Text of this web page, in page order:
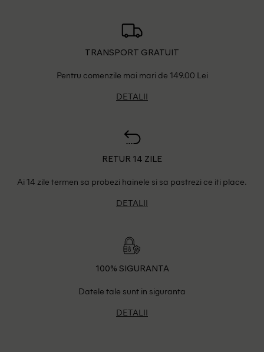
TRANSPORT GRATUIT
Pentru comenzile mai mari de 149.00 Lei
DETALII
RETUR 14 ZILE
Ai 14 zile termen sa probezi hainele si sa pastrezi ce iti place.
DETALII
100% SIGURANTA
Datele tale sunt in siguranta
DETALII